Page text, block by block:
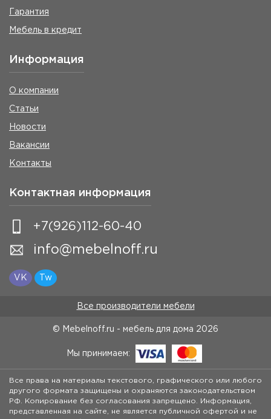
Гарантия
Мебель в кредит
Информация
О компании
Статьи
Новости
Вакансии
Контакты
Контактная информация
+7(926)112-60-40
info@mebelnoff.ru
VK Tw
Все производители мебели
© Mebelnoff.ru - мебель для дома 2026
Мы принимаем:
Все права на материалы текстового, графического или любого
другого формата защищены и охраняются законодательством
РФ. Копирование без согласования запрещено. Информация,
представленная на сайте, не является публичной офертой и не